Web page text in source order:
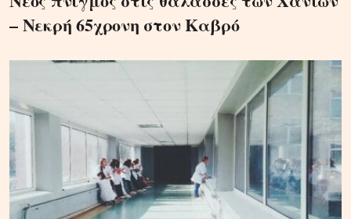
– Νεκρή 65χρονη στον Καβρό